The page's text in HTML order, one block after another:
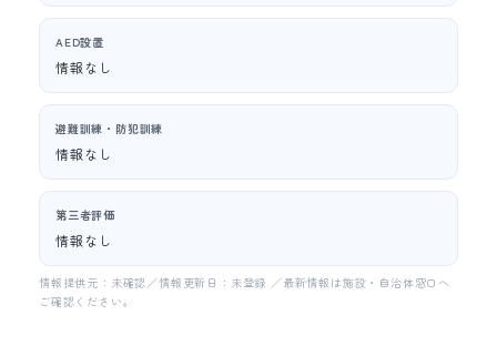
AED設置
情報なし
避難訓練・防犯訓練
情報なし
第三者評価
情報なし
情報提供元：未確認／情報更新日：未登録 ／最新情報は施設・自治体窓口へ
ご確認ください。